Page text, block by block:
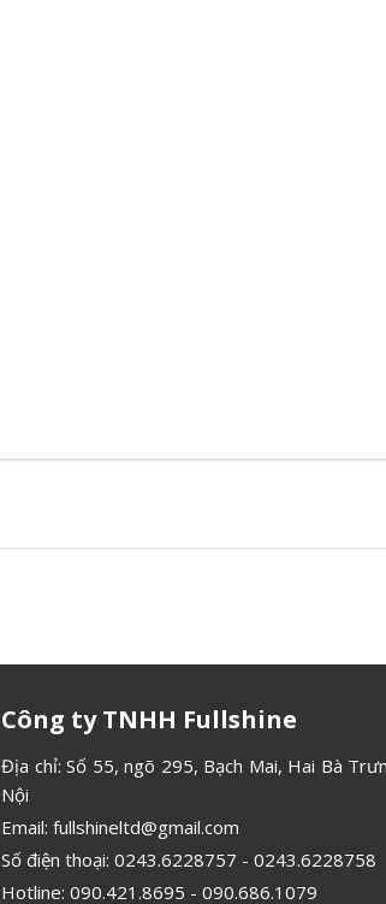
Công ty TNHH Fullshine
Địa chỉ: Số 55, ngõ 295, Bạch Mai, Hai Bà
Nội
Email: fullshineltd@gmail.com
Số điện thoại: 0243.6228757 - 0243.6228758
Hotline: 090.421.8695 - 090.686.1079